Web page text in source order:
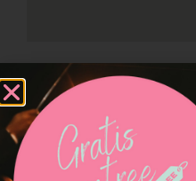
Neem